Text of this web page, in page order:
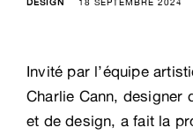
Invité par l’équipe
Charlie Cann, designer
et de design, a fait la